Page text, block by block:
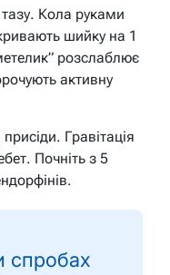
Кола руками
шийку на 1
розслаблює
активну
Гравітація
Почніть з 5
спробах